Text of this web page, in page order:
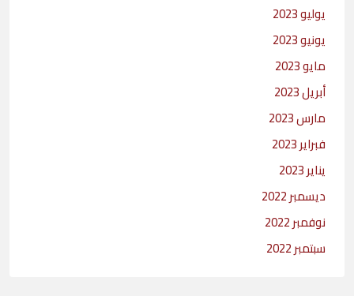
يوليو 2023
يونيو 2023
مايو 2023
أبريل 2023
مارس 2023
فبراير 2023
يناير 2023
ديسمبر 2022
نوفمبر 2022
سبتمبر 2022